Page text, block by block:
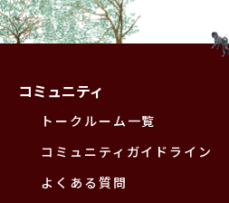
コミュニティ
トークルーム一覧
コミュニティガイドライン
よくある質問